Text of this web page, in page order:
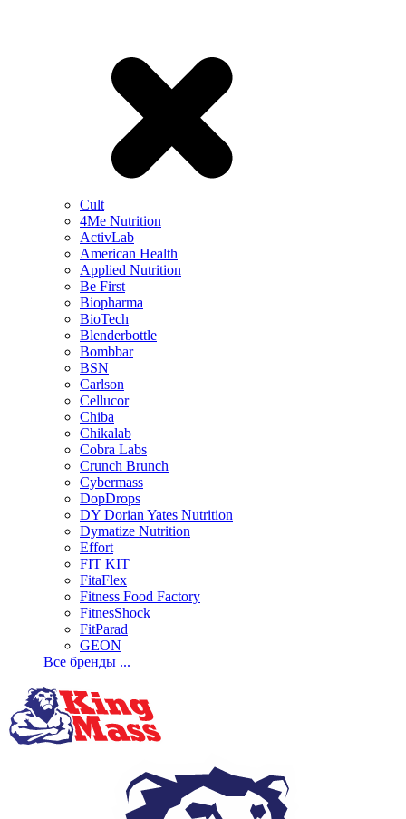
Cult
4Me Nutrition
ActivLab
American Health
Applied Nutrition
Be First
Biopharma
BioTech
Blenderbottle
Bombbar
BSN
Carlson
Cellucor
Chiba
Chikalab
Cobra Labs
Crunch Brunch
Cybermass
DopDrops
DY Dorian Yates Nutrition
Dymatize Nutrition
Effort
FIT KIT
FitaFlex
Fitness Food Factory
FitnesShock
FitParad
GEON
Все бренды ...